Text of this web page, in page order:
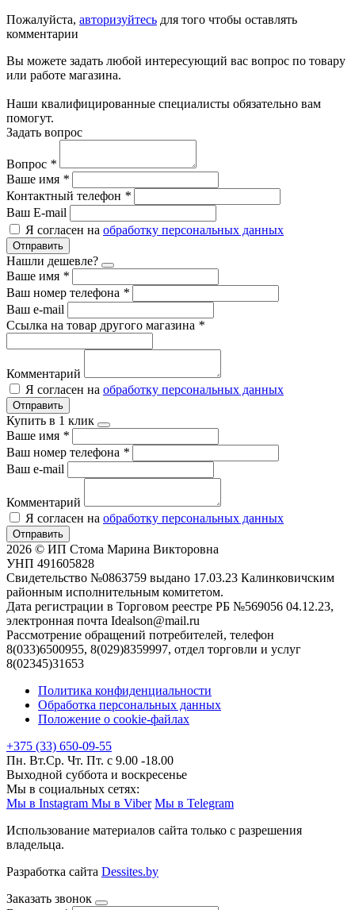
Пожалуйста, авторизуйтесь для того чтобы оставлять
комментарии
Вы можете задать любой интересующий вас вопрос по товару
или работе магазина.
Наши квалифицированные специалисты обязательно вам
помогут.
Задать вопрос
Вопрос *
Ваше имя *
Контактный телефон *
Ваш E-mail
Я согласен на обработку персональных данных
Отправить
Нашли дешевле?
Ваше имя *
Ваш номер телефона *
Ваш e-mail
Ссылка на товар другого магазина *
Комментарий
Я согласен на обработку персональных данных
Отправить
Купить в 1 клик
Ваше имя *
Ваш номер телефона *
Ваш e-mail
Комментарий
Я согласен на обработку персональных данных
Отправить
2026 © ИП Стома Марина Викторовна
УНП 491605828
Свидетельство №0863759 выдано 17.03.23 Калинковичским
районным исполнительным комитетом.
Дата регистрации в Торговом реестре РБ №569056 04.12.23,
электронная почта Idealson@mail.ru
Рассмотрение обращений потребителей, телефон
8(033)6500955, 8(029)8359997, отдел торговли и услуг
8(02345)31653
Политика конфиденциальности
Обработка персональных данных
Положение о cookie-файлах
+375 (33) 650-09-55
Пн. Вт.Ср. Чт. Пт. с 9.00 -18.00
Выходной суббота и воскресенье
Мы в социальных сетях:
Мы в Instagram Мы в Viber Мы в Telegram
Использование материалов сайта только с разрешения
владельца.
Разработка сайта Dessites.by
Заказать звонок